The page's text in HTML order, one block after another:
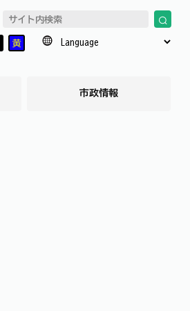
黄
市政情報